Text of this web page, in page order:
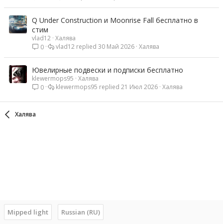
ы
с
Q Under Construction и Moonrise Fall бесплатно в
стим
vlad12 Халява
0
Халява
30 Май 2026
vlad12
Ювелирные подвески и подписки бесплатно
klewermops95 Халява
0
Халява
21 Июл 2026
klewermops95
Халява
Mipped light
Russian (RU)